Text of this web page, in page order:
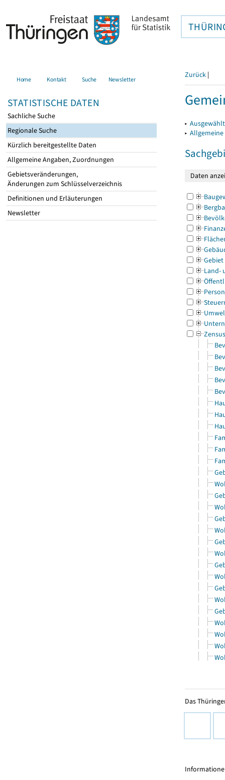
Home Kontakt Suche Newsletter
STATISTISCHE DATEN
Sachliche Suche
Regionale Suche
Kürzlich bereitgestellte Daten
Allgemeine Angaben, Zuordnungen
Gebietsveränderungen,
Änderungen zum Schlüsselverzeichnis
Definitionen und Erläuterungen
Newsletter
Zurück |
▸
▸
Gebiet
Land-
Zensus
Das